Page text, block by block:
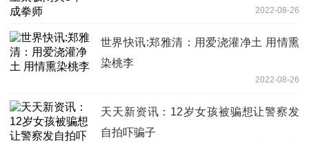
2022-08-26
世界快讯:郑雅清：用爱浇灌净土 用情熏
染桃李
2022-08-26
天天新资讯：12岁女孩被骗想让警察发
自拍吓骗子